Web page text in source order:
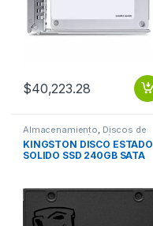
$40,223.28
Almacenamiento Discos de
Estado Solido (SSD)
KINGSTON DISCO ESTADO
SOLIDO SSD 240GB SATA